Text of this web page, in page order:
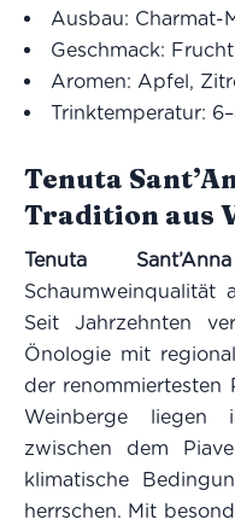
Ausbau: Charmat-
Geschmack:
Aromen: Apfel,
Trinktemperatur:
Tenuta
Tradition aus
Tenuta Sant’Anna
Schaumweinqualität
Seit Jahrzehnten
Önologie mit
der renommiertesten
Weinberge liegen
zwischen dem
klimatische
herrschen. Mit